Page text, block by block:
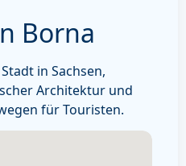
Borna
in Sachsen,
Architektur und
für Touristen.